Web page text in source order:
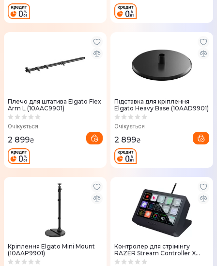
Плечо для штатива Elgato Flex
Arm L (10AAC9901)
Очікується
2 899₴
Підставка для кріплення
Elgato Heavy Base (10AAD9901)
Очікується
2 899₴
Кріплення Elgato Mini Mount
(10AAP9901)
Контролер для стрімінгу
RAZER Stream Controller X
(RZ20-04790100-R3M1)